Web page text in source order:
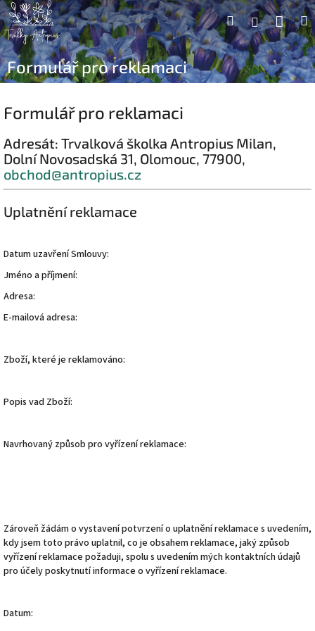
Přejít
na
obsah
HledatPřihlášení
Formulář pro reklamaci
Formulář pro reklamaci
Adresát: Trvalková školka Antropius Milan,
Dolní Novosadská 31, Olomouc, 77900,
obchod@antropius.cz
Uplatnění reklamace
Datum uzavření Smlouvy:
Jméno a příjmení:
Adresa:
E-mailová adresa:
Zboží, které je reklamováno:
Popis vad Zboží:
Navrhovaný způsob pro vyřízení reklamace:
Zároveň žádám o vystavení potvrzení o uplatnění reklamace s uvedením,
kdy jsem toto právo uplatnil, co je obsahem reklamace, jaký způsob
vyřízení reklamace požaduji, spolu s uvedením mých kontaktních údajů
pro účely poskytnutí informace o vyřízení reklamace.
Datum: